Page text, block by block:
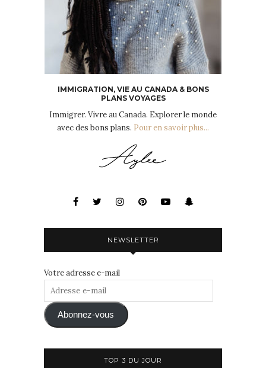
IMMIGRATION, VIE AU CANADA & BONS
PLANS VOYAGES
Immigrer. Vivre au Canada. Explorer le monde
avec des bons plans. Pour en savoir plus...
NEWSLETTER
Votre adresse e-mail
Adresse
mail Abonnez-vous
TOP 3 DU JOUR